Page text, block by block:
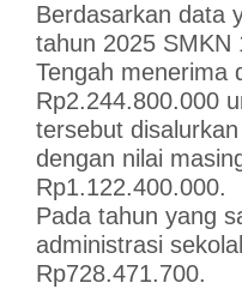
Berdasarkan data
tahun 2025 SMKN
Tengah menerima
Rp2.244.800.000
tersebut
dengan nilai
Rp1.122.400.000.
Pada tahun yang
administrasi
Rp728.471.700.